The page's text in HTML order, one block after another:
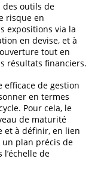
des outils de
risque en
expositions via la
en devise, et à
tout en
résultats financiers.
de gestion
en termes
Pour cela, le
de maturité
et à définir, en lien
un plan précis de
de